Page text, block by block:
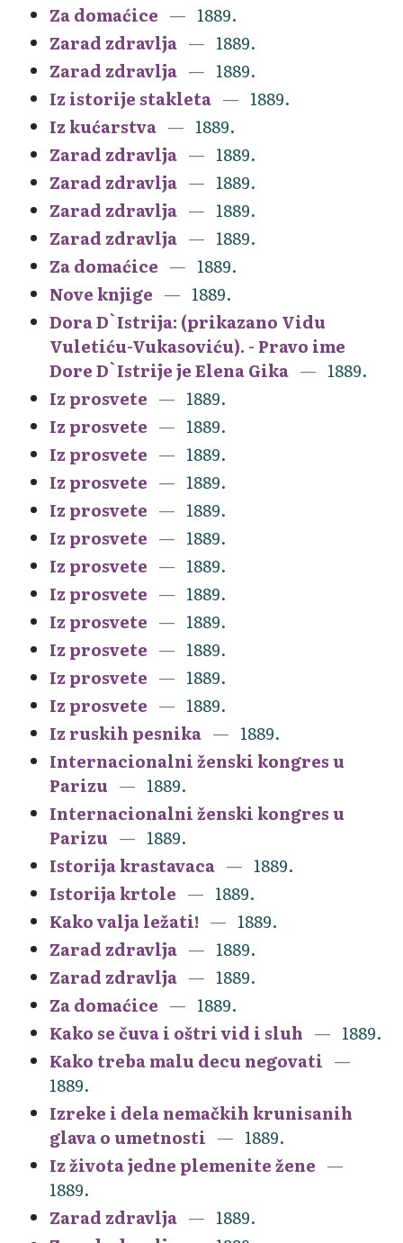
Za domaćice
1889.
Zarad zdravlja
1889.
Zarad zdravlja
1889.
Iz istorije stakleta
1889.
Iz kućarstva
1889.
Zarad zdravlja
1889.
Zarad zdravlja
1889.
Zarad zdravlja
1889.
Zarad zdravlja
1889.
Za domaćice
1889.
Nove knjige
1889.
Dora D`Istrija: (prikazano Vidu
Vuletiću-Vukasoviću). - Pravo ime
Dore D`Istrije je Elena Gika
1889.
Iz prosvete
1889.
Iz prosvete
1889.
Iz prosvete
1889.
Iz prosvete
1889.
Iz prosvete
1889.
Iz prosvete
1889.
Iz prosvete
1889.
Iz prosvete
1889.
Iz prosvete
1889.
Iz prosvete
1889.
Iz prosvete
1889.
Iz prosvete
1889.
Iz ruskih pesnika
1889.
Internacionalni ženski kongres u
Parizu
1889.
Internacionalni ženski kongres u
Parizu
1889.
Istorija krastavaca
1889.
Istorija krtole
1889.
Kako valja ležati!
1889.
Zarad zdravlja
1889.
Zarad zdravlja
1889.
Za domaćice
1889.
Kako se čuva i oštri vid i sluh
1889.
Kako treba malu decu negovati
1889.
Izreke i dela nemačkih krunisanih
glava o umetnosti
1889.
Iz života jedne plemenite žene
1889.
Zarad zdravlja
1889.